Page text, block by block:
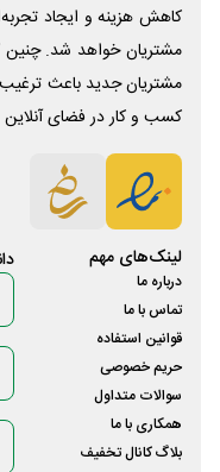
کاهش هزینه و ایجاد
مشتریان خواهد شد.
مشتریان جدید باعث
کسب و کار در فضای
لینک‌های مهم
درباره ما
تماس با ما
قوانین استفاده
حریم خصوصی
سوالات متداول
همکاری با ما
بلاگ کانال تخفیف